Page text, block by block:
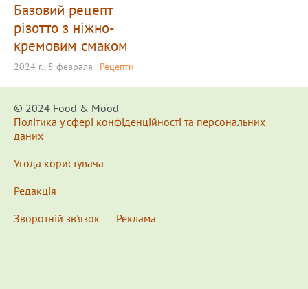
Базовий рецепт
різотто з ніжно-
кремовим смаком
2024 г., 5 февраля Рецепти
© 2024 Food & Мood
Політика у сфері конфіденційності та персональних
даних
Угода користувача
Редакція
Зворотній зв'язок
Реклама